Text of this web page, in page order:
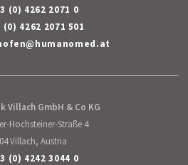
(0) 4262 2071 0
(0) 4262 2071 501
@humanomed.at
Villach GmbH & Co KG
Hochsteiner-Straße 4
Villach, Austria
(0) 4242 3044 0